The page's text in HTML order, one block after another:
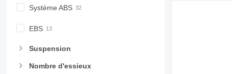
Système ABS
EBS
Suspension
Nombre d'essieux